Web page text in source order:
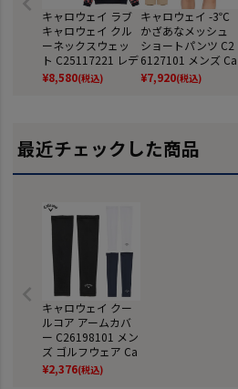
キャロウェイ ラブ
キャロウェイ クル
ーネックスウェッ
ト C25117221 レデ
ィース ゴルフウェ
ア ゴルフ 2025春夏
¥8,580(税込)
キャロウェイ -3℃
かざあなメッシュ
ショートパンツ C2
6127101 メンズ Ca
llaway ゴルフウェ
ア 2026春夏モデル
¥7,920(税込)
最近チェックした商品
キャロウェイ クー
ルコア アームカバ
ー C26198101 メン
ズ ゴルフウェア Ca
llaway 2026春夏モ
デル 日本正規品
¥2,376(税込)